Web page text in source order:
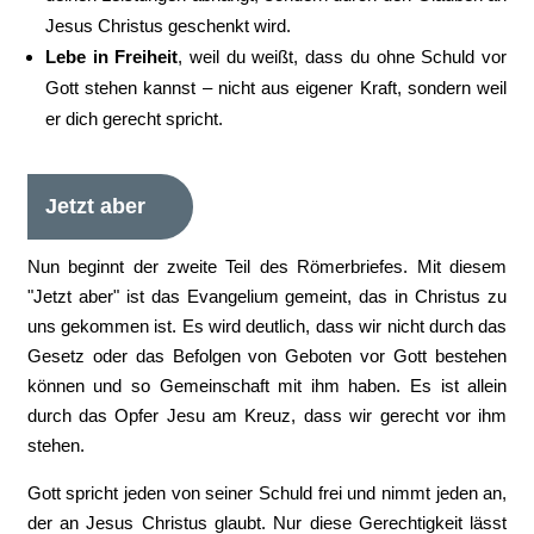
Jesus Christus geschenkt wird.
Lebe in Freiheit, weil du weißt, dass du ohne Schuld vor
Gott stehen kannst – nicht aus eigener Kraft, sondern weil
er dich gerecht spricht.
Jetzt aber
Nun beginnt der zweite Teil des Römerbriefes. Mit diesem
"Jetzt aber" ist das Evangelium gemeint, das in Christus zu
uns gekommen ist. Es wird deutlich, dass wir nicht durch das
Gesetz oder das Befolgen von Geboten vor Gott bestehen
können und so Gemeinschaft mit ihm haben. Es ist allein
durch das Opfer Jesu am Kreuz, dass wir gerecht vor ihm
stehen.
Gott spricht jeden von seiner Schuld frei und nimmt jeden an,
der an Jesus Christus glaubt. Nur diese Gerechtigkeit lässt